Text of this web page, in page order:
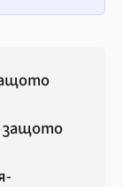
защото